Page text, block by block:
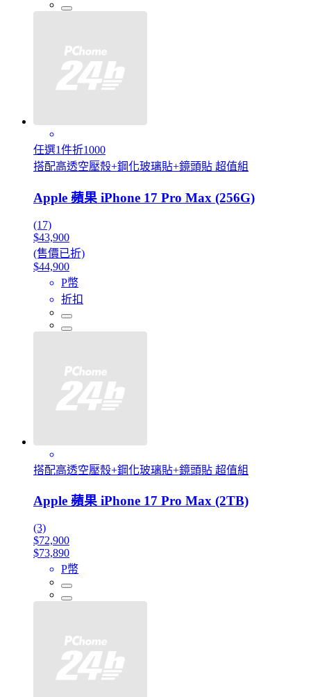
任選1件折1000
搭配高透空壓殼+鋼化玻璃貼+鏡頭貼 超值組
Apple 蘋果 iPhone 17 Pro Max (256G)
(17)
$43,900
(售價已折)
$44,900
P幣
折扣
搭配高透空壓殼+鋼化玻璃貼+鏡頭貼 超值組
Apple 蘋果 iPhone 17 Pro Max (2TB)
(3)
$72,900
$73,890
P幣